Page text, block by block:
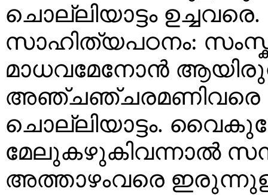
ചൊല്ലിയാട്ടം
സാഹിത്യപഠനം:
മാധവമേനോൻ
അഞ്ചഞ്ചരമണിവരെ
ചൊല്ലിയാട്ടം.
മേലുകഴുകിവന്നാൽ
അത്താഴംവരെ